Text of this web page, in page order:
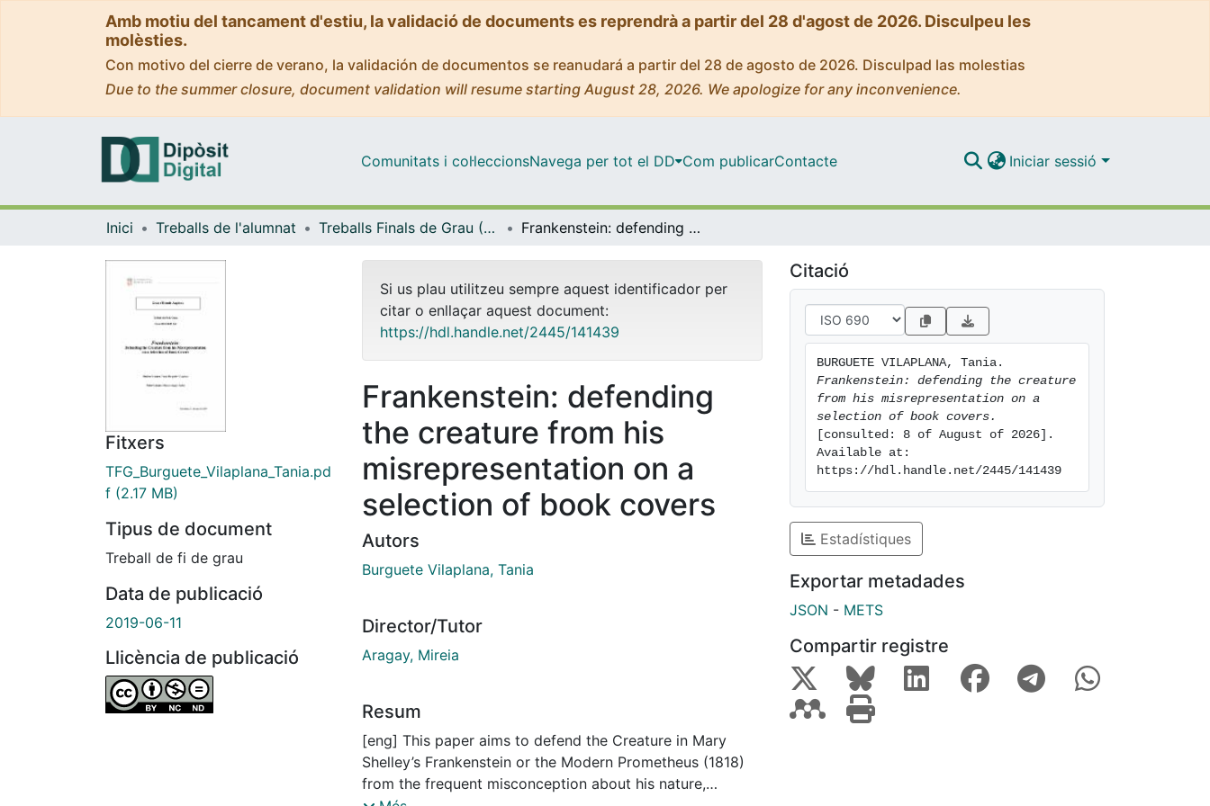
Amb motiu del tancament d'estiu, la validació de documents es reprendrà a partir del 28 d'agost de 2026. Disculpeu les
molèsties.
Con motivo del cierre de verano, la validación de documentos se reanudará a partir del 28 de agosto de 2026. Disculpad las molestias
Due to the summer closure, document validation will resume starting August 28, 2026. We apologize for any inconvenience.
Comunitats i col·leccionsNavega per tot el DD Com publicarContacte Iniciar sessió
Inici Treballs de l'alumnat Treballs Finals de Grau (TFG) - Estudis Anglesos Frankenstein: defending the creature from his misrepresentation on a selection of book covers
Fitxers
TFG_Burguete_Vilaplana_Tania.pd
f (2.17 MB)
Tipus de document
Treball de fi de grau
Data de publicació
2019-06-11
Llicència de publicació
Si us plau utilitzeu sempre aquest identificador per
citar o enllaçar aquest document:
https://hdl.handle.net/2445/141439
Frankenstein: defending
the creature from his
misrepresentation on a
selection of book covers
Autors
Burguete Vilaplana, Tania
Director/Tutor
Aragay, Mireia
Resum
[eng] This paper aims to defend the Creature in Mary
Shelley’s Frankenstein or the Modern Prometheus (1818)
from the frequent misconception about his nature,
Citació
Frankenstein: defending the creature
from his misrepresentation on a
selection of book covers.
[consulted: 8 of August of 2026].
Available at:
https://hdl.handle.net/2445/141439
Estadístiques
Exportar metadades
JSON - METS
Compartir registre